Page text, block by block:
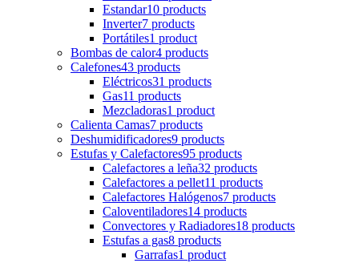
Estandar10 products
Inverter7 products
Portátiles1 product
Bombas de calor4 products
Calefones43 products
Eléctricos31 products
Gas11 products
Mezcladoras1 product
Calienta Camas7 products
Deshumidificadores9 products
Estufas y Calefactores95 products
Calefactores a leña32 products
Calefactores a pellet11 products
Calefactores Halógenos7 products
Caloventiladores14 products
Convectores y Radiadores18 products
Estufas a gas8 products
Garrafas1 product